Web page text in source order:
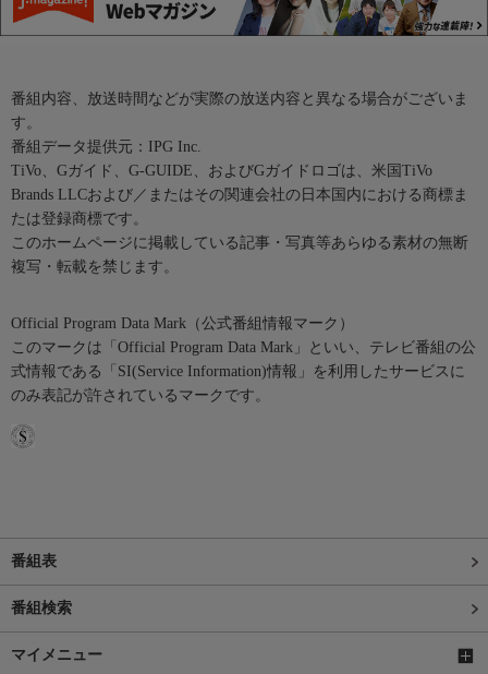
番組内容、放送時間などが実際の放送内容と異なる場合がございま
す。
番組データ提供元：IPG Inc.
TiVo、Gガイド、G-GUIDE、およびGガイドロゴは、米国TiVo
Brands LLCおよび／またはその関連会社の日本国内における商標ま
たは登録商標です。
このホームページに掲載している記事・写真等あらゆる素材の無断
複写・転載を禁じます。
Official Program Data Mark（公式番組情報マーク）
このマークは「Official Program Data Mark」といい、テレビ番組の公
式情報である「SI(Service Information)情報」を利用したサービスに
のみ表記が許されているマークです。
番組表
番組検索
マイメニュー